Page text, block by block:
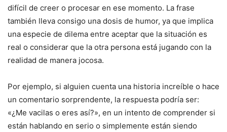
difícil de creer o procesar en ese momento. La frase
también lleva consigo una dosis de humor, ya que implica
una especie de dilema entre aceptar que la situación es
real o considerar que la otra persona está jugando con la
realidad de manera jocosa.
Por ejemplo, si alguien cuenta una historia increíble o hace
un comentario sorprendente, la respuesta podría ser:
«¿Me vacilas o eres así?», en un intento de comprender si
están hablando en serio o simplemente están siendo